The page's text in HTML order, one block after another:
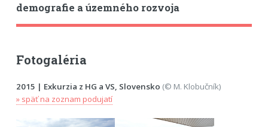
demografie a územného rozvoja
Fotogaléria
2015 | Exkurzia z HG a VS, Slovensko (© M. Klobučník)
» späť na zoznam podujatí